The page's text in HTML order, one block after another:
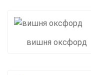
вишня оксфорд